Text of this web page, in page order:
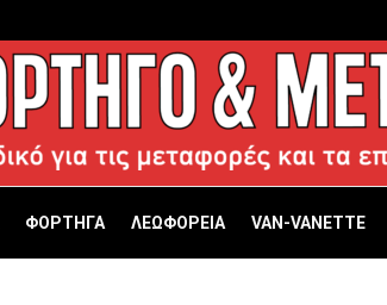
ΦΟΡΤΗΓΑ ΛΕΩΦΟΡΕΙΑ VAN-VANETTΕ